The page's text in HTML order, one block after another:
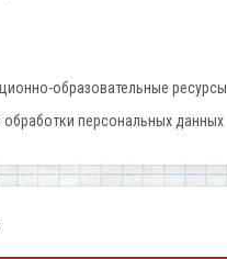
образовательные ресурсы
обработки персональных данных